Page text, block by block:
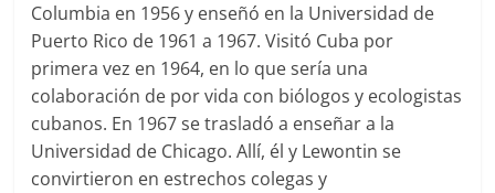
Columbia en 1956 y enseñó en la Universidad de
Puerto Rico de 1961 a 1967. Visitó Cuba por
primera vez en 1964, en lo que sería una
colaboración de por vida con biólogos y ecologistas
cubanos. En 1967 se trasladó a enseñar a la
Universidad de Chicago. Allí, él y Lewontin se
convirtieron en estrechos colegas y